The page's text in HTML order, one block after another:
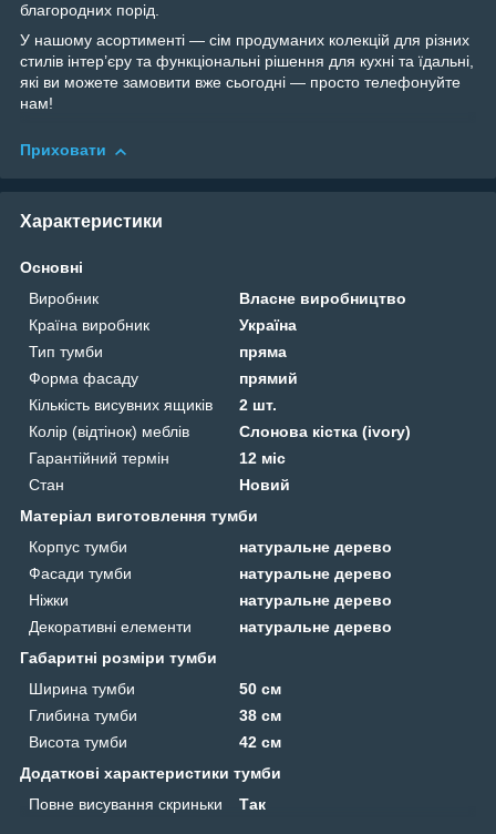
благородних порід.
У нашому асортименті — сім продуманих колекцій для різних
стилів інтер’єру та функціональні рішення для кухні та їдальні,
які ви можете замовити вже сьогодні — просто телефонуйте
нам!
Приховати
Характеристики
Основні
Виробник
Власне виробництво
Країна виробник
Україна
Тип тумби
пряма
Форма фасаду
прямий
Кількість висувних ящиків
2 шт.
Колір (відтінок) меблів
Слонова кістка (ivory)
Гарантійний термін
12 міс
Стан
Новий
Матеріал виготовлення тумби
Корпус тумби
натуральне дерево
Фасади тумби
натуральне дерево
Ніжки
натуральне дерево
Декоративні елементи
натуральне дерево
Габаритні розміри тумби
Ширина тумби
50 см
Глибина тумби
38 см
Висота тумби
42 см
Додаткові характеристики тумби
Повне висування скриньки
Так